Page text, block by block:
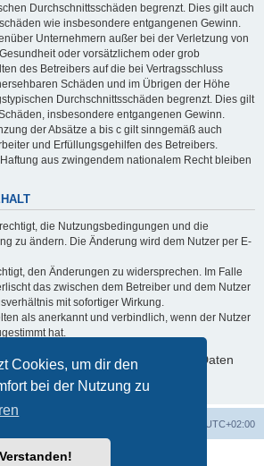
Cookies, um dir den
bei der Nutzung zu
Verstanden!
Durchschnittsschäden begrenzt. Dies gilt auch
wie insbesondere entgangenen Gewinn.
Unternehmern außer bei der Verletzung von
oder vorsätzlichem oder grob
des Betreibers auf die bei Vertragsschluss
Schäden und im Übrigen der Höhe
Durchschnittsschäden begrenzt. Dies gilt
insbesondere entgangenen Gewinn.
der Absätze a bis c gilt sinngemäß auch
und Erfüllungsgehilfen des Betreibers.
aus zwingendem nationalem Recht bleiben
die Nutzungsbedingungen und die
zu ändern. Die Änderung wird dem Nutzer per E-
den Änderungen zu widersprechen. Im Falle
das zwischen dem Betreiber und dem Nutzer
mit sofortiger Wirkung.
als anerkannt und verbindlich, wenn der Nutzer
hat.
Umgang mit deinen persönlichen Daten
enthalten.
UTC+02:00
phpBB® Forum Software © phpBB Limited